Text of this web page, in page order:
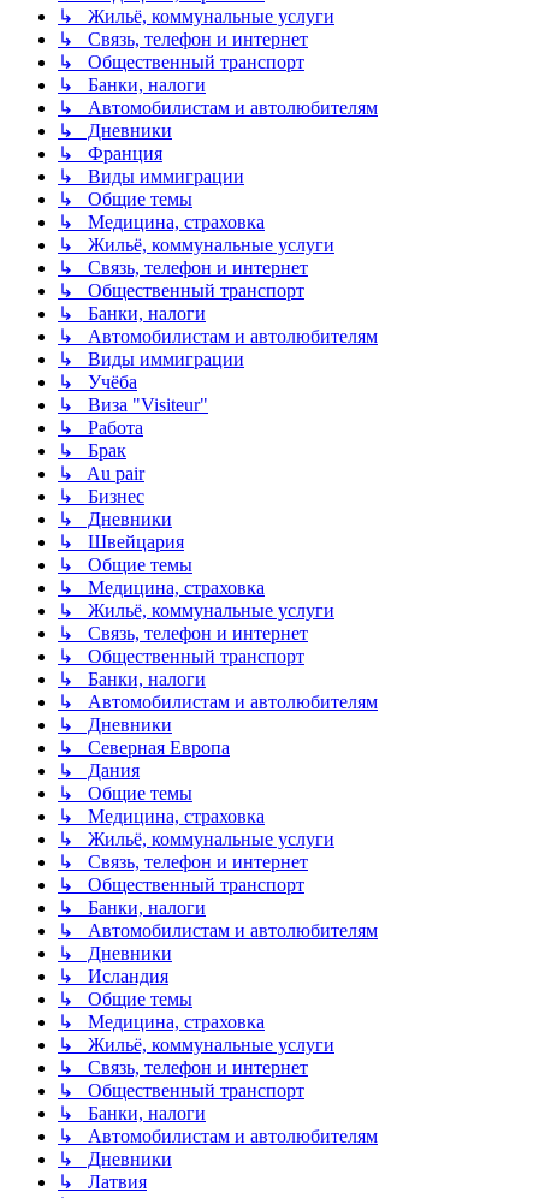
↳ Жильё, коммунальные услуги
↳ Связь, телефон и интернет
↳ Общественный транспорт
↳ Банки, налоги
↳ Автомобилистам и автолюбителям
↳ Дневники
↳ Франция
↳ Виды иммиграции
↳ Общие темы
↳ Медицина, страховка
↳ Жильё, коммунальные услуги
↳ Связь, телефон и интернет
↳ Общественный транспорт
↳ Банки, налоги
↳ Автомобилистам и автолюбителям
↳ Виды иммиграции
↳ Учёба
↳ Виза "Visiteur"
↳ Работа
↳ Брак
↳ Au pair
↳ Бизнес
↳ Дневники
↳ Швейцария
↳ Общие темы
↳ Медицина, страховка
↳ Жильё, коммунальные услуги
↳ Связь, телефон и интернет
↳ Общественный транспорт
↳ Банки, налоги
↳ Автомобилистам и автолюбителям
↳ Дневники
↳ Северная Европа
↳ Дания
↳ Общие темы
↳ Медицина, страховка
↳ Жильё, коммунальные услуги
↳ Связь, телефон и интернет
↳ Общественный транспорт
↳ Банки, налоги
↳ Автомобилистам и автолюбителям
↳ Дневники
↳ Исландия
↳ Общие темы
↳ Медицина, страховка
↳ Жильё, коммунальные услуги
↳ Связь, телефон и интернет
↳ Общественный транспорт
↳ Банки, налоги
↳ Автомобилистам и автолюбителям
↳ Дневники
↳ Латвия